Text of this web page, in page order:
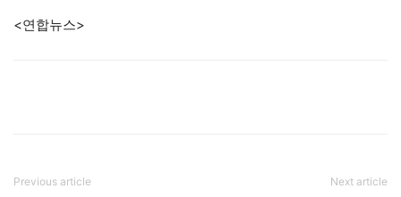
<연합뉴스>
Previous article Next article